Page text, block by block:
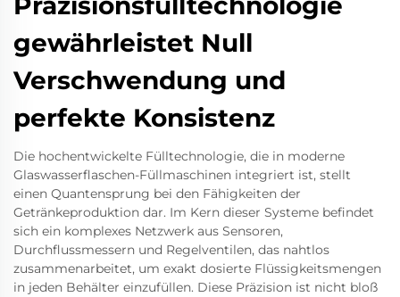
gewährleistet Null
Verschwendung und
perfekte Konsistenz
Die hochentwickelte Fülltechnologie, die in moderne
Glaswasserflaschen-Füllmaschinen integriert ist, stellt
einen Quantensprung bei den Fähigkeiten der
Getränkeproduktion dar. Im Kern dieser Systeme befindet
sich ein komplexes Netzwerk aus Sensoren,
Durchflussmessern und Regelventilen, das nahtlos
zusammenarbeitet, um exakt dosierte Flüssigkeitsmengen
in jeden Behälter einzufüllen. Diese Präzision ist nicht bloß